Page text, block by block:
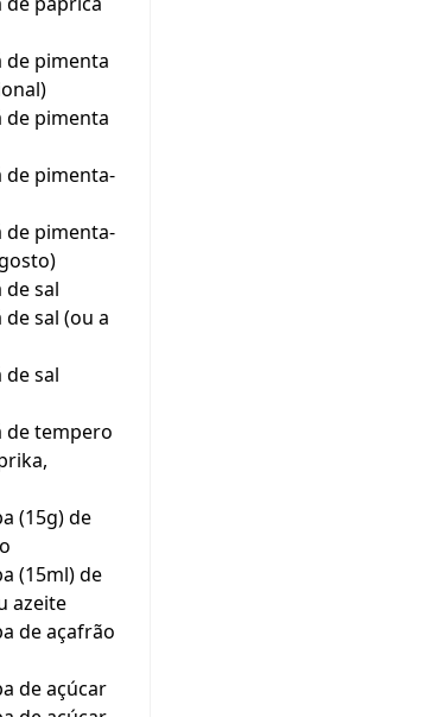
de pimenta
de pimenta
de pimenta-
de pimenta-
de sal
sal (ou a
de sal
de tempero
(15g) de
(15ml) de
azeite
de açafrão
de açúcar